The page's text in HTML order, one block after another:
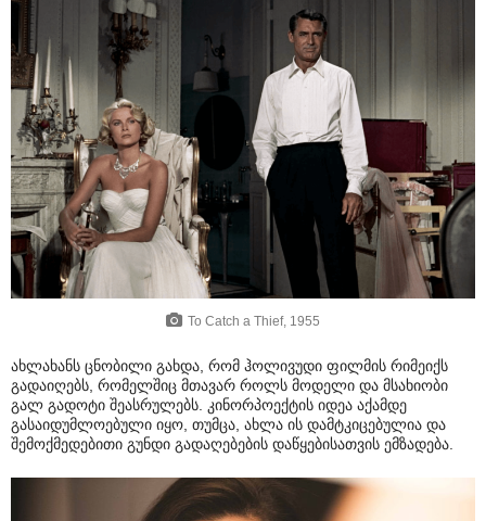
To Catch a Thief, 1955
ახლახანს ცნობილი გახდა, რომ ჰოლივუდი ფილმის რიმეიქს
გადაიღებს, რომელშიც მთავარ როლს მოდელი და მსახიობი
გალ გადოტი შეასრულებს. კინორპოექტის იდეა აქამდე
გასაიდუმლოებული იყო, თუმცა, ახლა ის დამტკიცებულია და
შემოქმედებითი გუნდი გადაღებების დაწყებისათვის ემზადება.